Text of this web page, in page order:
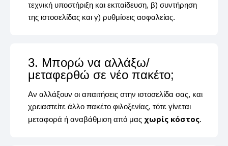
τεχνική υποστήριξη και εκπαίδευση, β) συντήρηση
της ιστοσελίδας και γ) ρυθμίσεις ασφαλείας.
3. Μπορώ να αλλάξω/
μεταφερθώ σε νέο πακέτο;
Αν αλλάξουν οι απαιτήσεις στην ιστοσελίδα σας, και
χρειαστείτε άλλο πακέτο φιλοξενίας, τότε γίνεται
μεταφορά ή αναβάθμιση από μας χωρίς κόστος.